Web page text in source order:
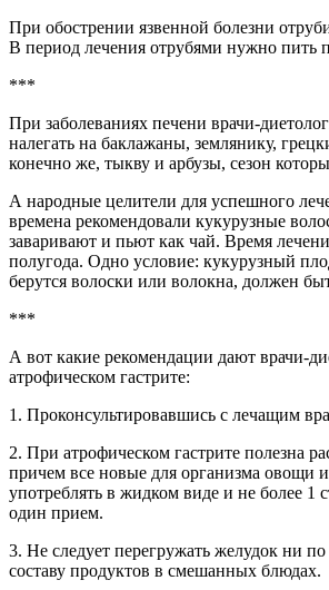
При обострении язвенной болезни
В период лечения отрубями нужно пить
***
При заболеваниях печени врачи-
налегать на баклажаны, землянику,
конечно же, тыкву и арбузы, сезон
А народные целители для успешного
времена рекомендовали кукурузные
заваривают и пьют как чай. Время
полугода. Одно условие: кукурузный
берутся волоски или волокна, должен
***
А вот какие рекомендации дают врачи-
атрофическом гастрите:
1. Проконсультировавшись с лечащим
2. При атрофическом гастрите полезна
причем все новые для организма овощи
употреблять в жидком виде и не более 1
один прием.
3. Не следует перегружать желудок ни
составу продуктов в смешанных блюдах.